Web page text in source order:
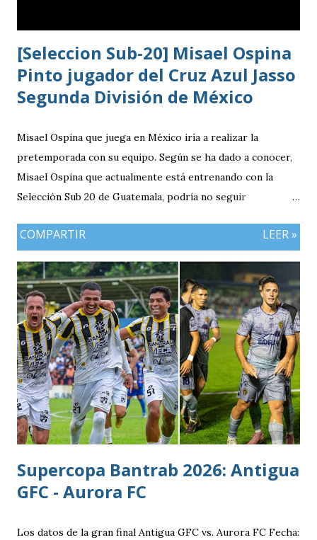
[Seleccion Sub-20] Misael Ospina
Pinto jugador del Cruz Azul Jasso
Segunda División de México
Misael Ospina que juega en México iría a realizar la
pretemporada con su equipo. Según se ha dado a conocer,
Misael Ospina que actualmente está entrenando con la
Selección Sub 20 de Guatemala, podría no seguir
Cruz Azul de México iniciará a realizar su pretemporada.
vivía en Estados Unidos antes de ir a ser una prueba a la
filial del Cruz Azul de México, club al que se vinculó tras
destacar en una gira en Europa. Misael Ospina Pinto Lugar
y fecha de nacimiento: Barberena, Santa Rosa, 29 de julio
1996 Posición: Volante por derecha Peso: 143 libras
Estatura: 1.75 metros Equipo: Cruz Azul de Segunda
División de México Estudios: Quinto bachillerato en México
via. luchosolares.blogspot.com
COMPARTIR LEER »
Supercopa Bantrab 2026: Antigua
GFC - Aurora FC
Los datos de la gran final Antigua GFC vs. Aurora FC Fecha: